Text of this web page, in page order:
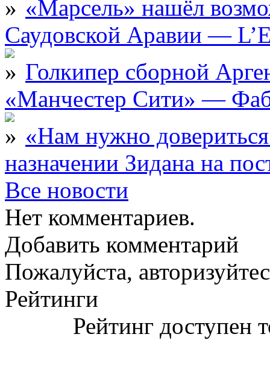
«Марсель» нашёл
Саудовской Аравии —
Голкипер сборной
«Манчестер Сити» —
«Нам нужно
назначении Зидана на
Все новости
Нет комментариев.
Добавить комментарий
Пожалуйста,
Рейтинги
Рейтинг доступен